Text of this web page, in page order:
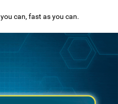
can, fast as you can.